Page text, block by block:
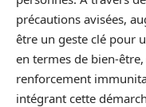
précautions avisées,
être un geste clé pour
en termes de bien-
renforcement
intégrant cette